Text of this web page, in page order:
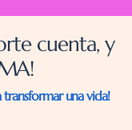
cuenta, y
transformar una vida!